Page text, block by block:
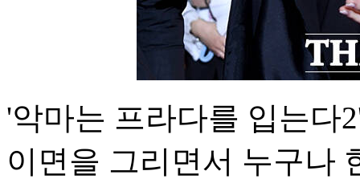
'악마는 프라다를 입는다
이면을 그리면서 누구나